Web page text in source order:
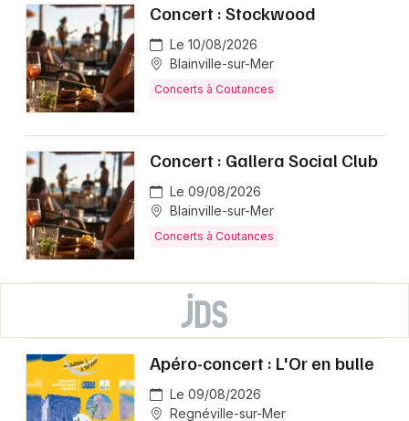
Concert : Stockwood
Le 10/08/2026
Blainville-sur-Mer
Concerts à Coutances
Concert : Gallera Social Club
Le 09/08/2026
Blainville-sur-Mer
Concerts à Coutances
Apéro-concert : L'Or en bulle
Le 09/08/2026
Regnéville-sur-Mer